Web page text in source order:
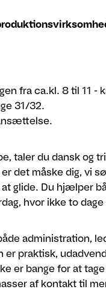
fra ca.kl. 8 til 11 -
31/32.
taler du dansk og
det måske dig, vi
glide. Du hjælper
hvor ikke to
administration,
er praktisk,
er bange for at
af kontakt til